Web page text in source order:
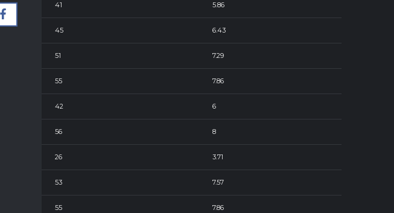
41 5.86
45 6.43
51 7.29
55 7.86
42 6
56 8
26 3.71
53 7.57
55 7.86